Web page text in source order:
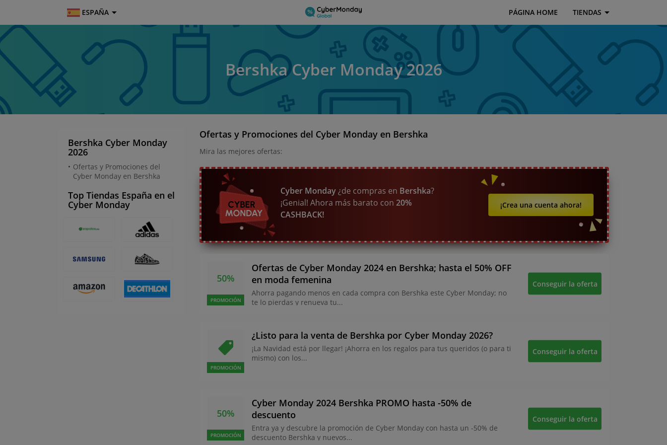
PÁGINA HOME TIENDAS
ESPAÑA
Bershka Cyber Monday 2026
Ofertas y Promociones del Cyber Monday en Bershka
Mira las mejores ofertas:
Cyber Monday¿de compras en Bershka?
¡Genial! Ahora más barato con 20%
CASHBACK!
¡Crea una cuenta ahora!
50%
PROMOCIÓN
Ofertas de Cyber Monday 2024 en Bershka; hasta el 50% OFF
en moda femenina
Ahorra pagando menos en cada compra con Bershka este Cyber Monday; no
te lo pierdas y renueva tu...
Conseguir la oferta
PROMOCIÓN
¿Listo para la venta de Bershka por Cyber Monday 2026?
¡La Navidad está por llegar! ¡Ahorra en los regalos para tus queridos (o para ti
mismo) con los...
Conseguir la oferta
50%
PROMOCIÓN
Cyber Monday 2024 Bershka PROMO hasta -50% de
descuento
Entra ya y descubre la promoción de Cyber Monday con hasta un -50% de
descuento Bershka y nuevos...
Conseguir la oferta
Bershka Cyber Monday
2026
Ofertas y Promociones del
Cyber Monday en Bershka
Top Tiendas España en el
Cyber Monday